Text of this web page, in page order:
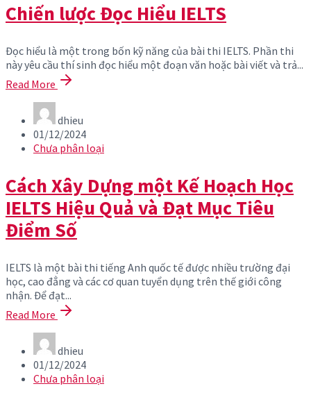
Chiến lược Đọc Hiểu IELTS
Đọc hiểu là một trong bốn kỹ năng của bài thi IELTS. Phần thi
này yêu cầu thí sinh đọc hiểu một đoạn văn hoặc bài viết và trả...
Read More
dhieu
01/12/2024
Chưa phân loại
Cách Xây Dựng một Kế Hoạch Học
IELTS Hiệu Quả và Đạt Mục Tiêu
Điểm Số
IELTS là một bài thi tiếng Anh quốc tế được nhiều trường đại
học, cao đẳng và các cơ quan tuyển dụng trên thế giới công
nhận. Để đạt...
Read More
dhieu
01/12/2024
Chưa phân loại